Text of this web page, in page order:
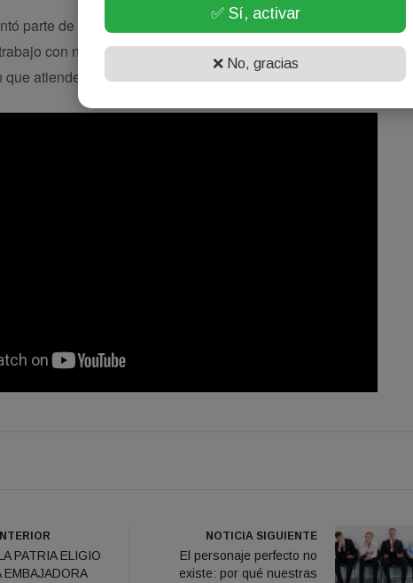
parte de la agenda que se viene para la provincia. "Después de
con nuestros parques industriales, atendiendo lo urgente,
que atiende la modernización de la provincia", concluyó.
PATRIA ELIGIO
EMBAJADORA
NOTICIA SIGUIENTE
El personaje perfecto no
existe: por qué nuestras
✅ Sí, activar
❌ No, gracias